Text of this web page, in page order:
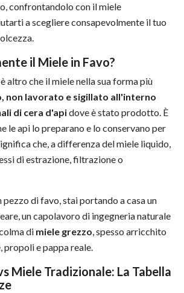
confrontandolo con il miele
a scegliere consapevolmente il tuo
il Miele in Favo?
altro che il miele nella sua forma più
non lavorato e sigillato all'interno
di cera d'apidove è stato prodotto. È
le api lo preparano e lo conservano per
che, a differenza del miele liquido,
di estrazione, filtrazione o
di favo, stai portando a casa un
un capolavoro di ingegneria naturale
di miele grezzo, spesso arricchito
propoli e pappa reale.
Miele Tradizionale: La Tabella